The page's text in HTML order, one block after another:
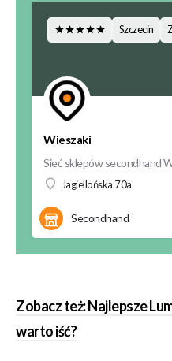
Wieszaki
Jagiellońska 70a
Szczecin
Secondhand
Zobacz też: Najlepsze
warto iść?